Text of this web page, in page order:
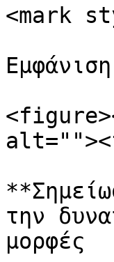
<mark
την
μορφές